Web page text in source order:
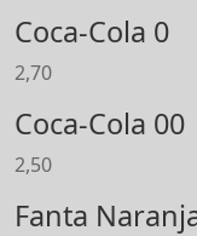
Coca-Cola 0
2,70
Coca-Cola 00
2,50
Fanta